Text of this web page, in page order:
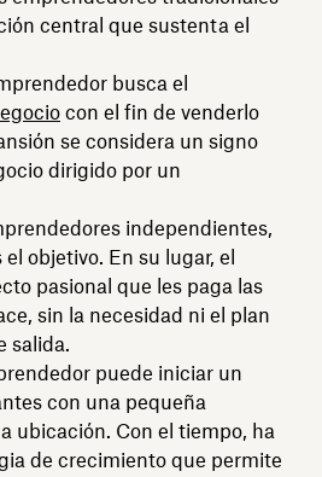
central que sustenta el
busca el
con el fin de venderlo
se considera un signo
dirigido por un
independientes,
objetivo. En su lugar, el
pasional que les paga las
sin la necesidad ni el plan
salida.
puede iniciar un
con una pequeña
ubicación. Con el tiempo, ha
de crecimiento que permite